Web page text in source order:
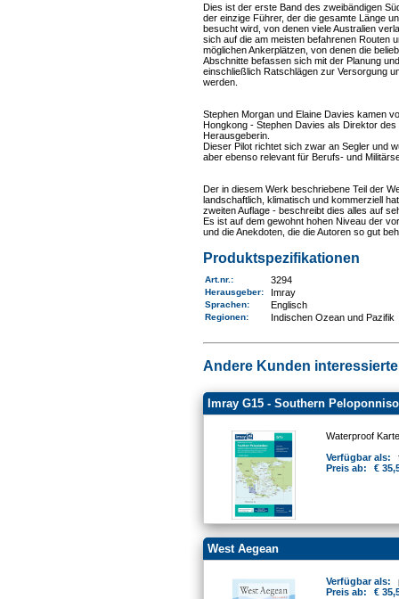
Dies ist der erste Band des zweibändigen
der einzige Führer, der die gesamte Länge
besucht wird, von denen viele Australien
sich auf die am meisten befahrenen Routen
möglichen Ankerplätzen, von denen die
Abschnitte befassen sich mit der Planung
einschließlich Ratschlägen zur Versorgung
werden.
Stephen Morgan und Elaine Davies kamen
Hongkong - Stephen Davies als Direktor
Herausgeberin.
Dieser Pilot richtet sich zwar an Segler und
aber ebenso relevant für Berufs- und
Der in diesem Werk beschriebene Teil der
landschaftlich, klimatisch und kommerziell
zweiten Auflage - beschreibt dies alles auf
Es ist auf dem gewohnt hohen Niveau der
und die Anekdoten, die die Autoren so gut
Produktspezifikationen
Art.nr. : 3294
Herausgeber: Imray
Sprachen: Englisch
Regionen: Indischen Ozean und Pazifik
Andere Kunden
Imray G15 - Southern
Waterproof
Verfügbar als:
Preis ab:
€
West Aegean
Verfügbar als:
Preis ab:
€